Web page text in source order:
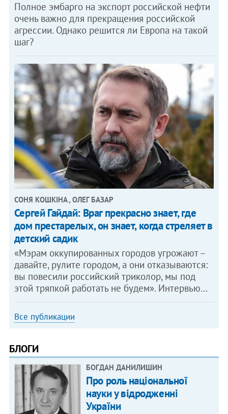
Полное эмбарго на экспорт российской нефти
очень важно для прекращения российской
агрессии. Однако решится ли Европа на такой
шаг?
СОНЯ КОШКІНА , ОЛЕГ БАЗАР
Сергей Гайдай: Враг прекрасно знает, где
дом престарелых, он знает, когда стреляет в
детский садик
«Мэрам оккупированных городов угрожают –
давайте, рулите городом, а они отказываются:
вы повесили российский триколор, мы под
этой тряпкой работать не будем». Интервью…
Все публикации
БЛОГИ
БОГДАН ДАНИЛИШИН
Про роль національної
науки у відродженні
України